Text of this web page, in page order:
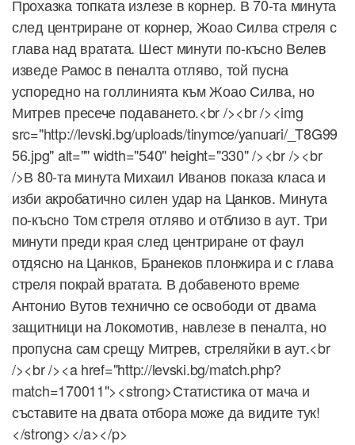
Прохазка топката излезе в корнер. В 70-та минута
след центриране от корнер, Жоао Силва стреля с
глава над вратата. Шест минути по-късно Велев
изведе Рамос в пеналта отляво, той пусна
успоредно на голлинията към Жоао Силва, но
Митрев пресече подаването.<br /><br /><img
src="http://levski.bg/uploads/tinymce/yanuari/_T8G99
56.jpg" alt="" width="540" height="330" /><br /><br
/>В 80-та минута Михаил Иванов показа класа и
изби акробатично силен удар на Цанков. Минута
по-късно Том стреля отляво и отблизо в аут. Три
минути преди края след центриране от фаул
отдясно на Цанков, Бранеков плонжира и с глава
стреля покрай вратата. В добавеното време
Антонио Вутов технично се освободи от двама
защитници на Локомотив, навлезе в пеналта, но
пропусна сам срещу Митрев, стреляйки в аут.<br
/><br /><a href="http://levski.bg/match.php?
match=170011"><strong>Статистика от мача и
съставите на двата отбора може да видите тук!
</strong></a></p>